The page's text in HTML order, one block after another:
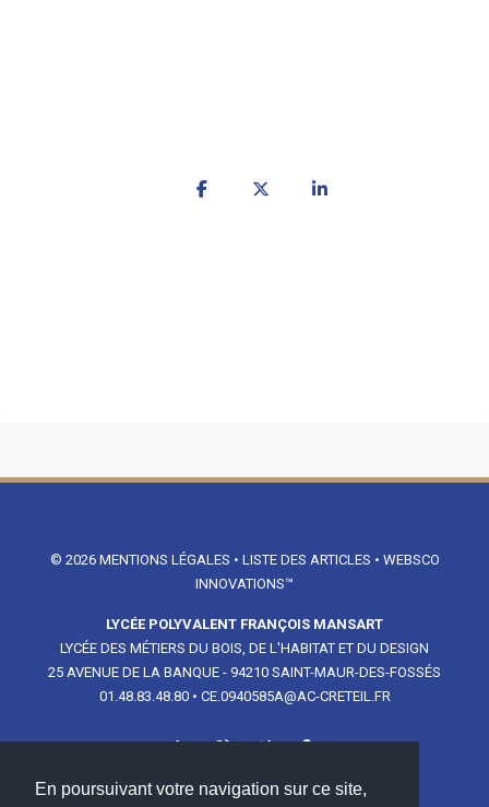
En poursuivant votre navigation sur ce site,
© 2026 MENTIONS LÉGALES • LISTE DES ARTICLES • WEBSCO
INNOVATIONS™
LYCÉE POLYVALENT FRANÇOIS MANSART
LYCÉE DES MÉTIERS DU BOIS, DE L'HABITAT ET DU DESIGN
25 AVENUE DE LA BANQUE - 94210 SAINT-MAUR-DES-FOSSÉS
01.48.83.48.80• CE.0940585A@AC-CRETEIL.FR